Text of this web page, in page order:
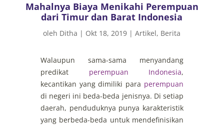
Mahalnya Biaya Menikahi Perempuan
dari Timur dan Barat Indonesia
oleh Ditha | Okt 18, 2019 |Artikel, Berita
Walaupun sama-sama menyandang
predikat perempuan Indonesia,
kecantikan yang dimiliki para perempuan
di negeri ini beda-beda jenisnya. Di setiap
daerah, penduduknya punya karakteristik
yang berbeda-beda untuk mendefinisikan